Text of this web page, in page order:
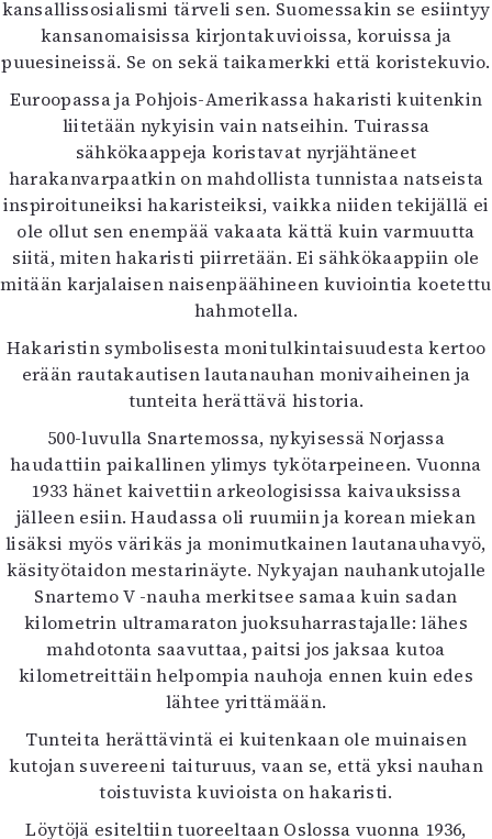
kansallissosialismi tärveli sen. Suomessakin se esiintyy
kansanomaisissa kirjontakuvioissa, koruissa ja
puuesineissä. Se on sekä taikamerkki että koristekuvio.
Euroopassa ja Pohjois-Amerikassa hakaristi kuitenkin
liitetään nykyisin vain natseihin. Tuirassa
sähkökaappeja koristavat nyrjähtäneet
harakanvarpaatkin on mahdollista tunnistaa natseista
inspiroituneiksi hakaristeiksi, vaikka niiden tekijällä ei
ole ollut sen enempää vakaata kättä kuin varmuutta
siitä, miten hakaristi piirretään. Ei sähkökaappiin ole
mitään karjalaisen naisenpäähineen kuviointia koetettu
hahmotella.
Hakaristin symbolisesta monitulkintaisuudesta kertoo
erään rautakautisen lautanauhan monivaiheinen ja
tunteita herättävä historia.
500-luvulla Snartemossa, nykyisessä Norjassa
haudattiin paikallinen ylimys tykötarpeineen. Vuonna
1933 hänet kaivettiin arkeologisissa kaivauksissa
jälleen esiin. Haudassa oli ruumiin ja korean miekan
lisäksi myös värikäs ja monimutkainen lautanauhavyö,
käsityötaidon mestarinäyte. Nykyajan nauhankutojalle
Snartemo V -nauha merkitsee samaa kuin sadan
kilometrin ultramaraton juoksuharrastajalle: lähes
mahdotonta saavuttaa, paitsi jos jaksaa kutoa
kilometreittäin helpompia nauhoja ennen kuin edes
lähtee yrittämään.
Tunteita herättävintä ei kuitenkaan ole muinaisen
kutojan suvereeni taituruus, vaan se, että yksi nauhan
toistuvista kuvioista on hakaristi.
Löytöjä esiteltiin tuoreeltaan Oslossa vuonna 1936,